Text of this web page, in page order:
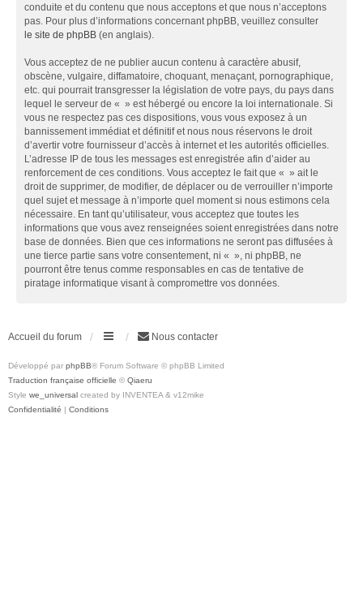
conduite et du contenu que nous acceptons et que nous n’acceptons
pas. Pour plus d’informations concernant phpBB, veuillez consulter
le site de phpBB (en anglais).
Vous acceptez de ne publier aucun contenu à caractère abusif,
obscène, vulgaire, diffamatoire, choquant, menaçant, pornographique,
etc. qui pourrait transgresser la législation de votre pays, du pays dans
lequel le serveur de « » est hébergé ou encore la loi internationale. Si
vous ne respectez pas ces dispositions, vous vous exposez à un
bannissement immédiat et définitif et nous nous réservons le droit
d’avertir votre fournisseur d’accès à internet et les autorités officielles.
L’adresse IP de tous les messages est enregistrée afin d’aider au
renforcement de ces conditions. Vous acceptez le fait que « » ait le
droit de supprimer, de modifier, de déplacer ou de verrouiller n’importe
quel sujet et message à n’importe quel moment si nous estimons cela
nécessaire. En tant qu’utilisateur, vous acceptez que toutes les
informations que vous avez renseignées soient enregistrées dans notre
base de données. Bien que ces informations ne seront pas diffusées à
une tierce partie sans votre consentement, ni « », ni phpBB, ne
pourront être tenus comme responsables en cas de tentative de
piratage informatique visant à compromettre vos données.
Accueil du forum Nous contacter
Développé par phpBB® Forum Software © phpBB Limited
Traduction française officielle © Qiaeru
Style we_universal created by INVENTEA & v12mike
Confidentialité | Conditions